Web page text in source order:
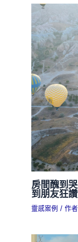
房間醜到
到朋友狂讚
靈感案例 / 作